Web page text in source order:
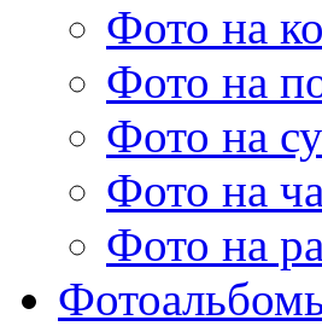
Фото на
Фото на
Фото на
Фото на
Фото на